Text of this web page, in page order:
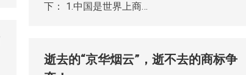
下： 1.中国是世界上商…
逝去的“京华烟云”，逝不去的商标争